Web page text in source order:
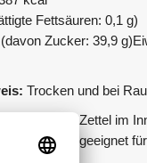
Fettsäuren: 0,1 g)
Zucker: 39,9
Trocken und bei
mit einem Zettel im
ist. Nicht geeignet